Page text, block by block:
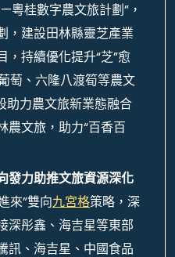
粵桂數字農文旅計劃”，
，建設田林縣靈芝產業
，持續優化提升“芝”愈
萄、六隆八渡筍等農文
助力農文旅新業態融合
農文旅，助力“百香百
發力助推文旅資源深化
來”雙向九宮格策略，深
深彤鑫、海吉星等東部
訊、海吉星、中國食品